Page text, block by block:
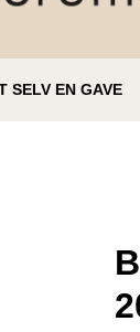
SELV EN GAVE